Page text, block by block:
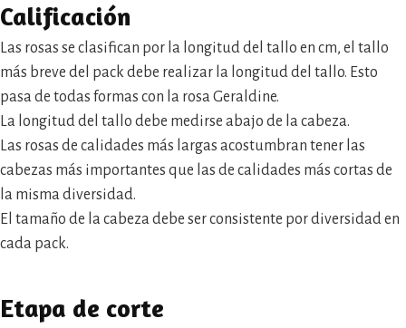
Calificación
Las rosas se clasifican por la longitud del tallo en cm, el tallo
más breve del pack debe realizar la longitud del tallo. Esto
pasa de todas formas con la rosa Geraldine.
La longitud del tallo debe medirse abajo de la cabeza.
Las rosas de calidades más largas acostumbran tener las
cabezas más importantes que las de calidades más cortas de
la misma diversidad.
El tamaño de la cabeza debe ser consistente por diversidad en
cada pack.
Etapa de corte